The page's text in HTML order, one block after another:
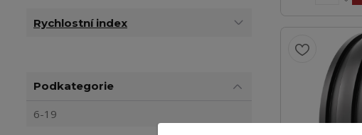
Podkategorie
6-19
Rychlostní index